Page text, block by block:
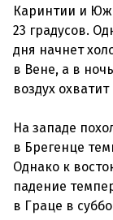
Каринтии и
23 градусов.
дня начнет
в Вене, а в
воздух
На западе
в Брегенце
Однако к
падение
в Граце в